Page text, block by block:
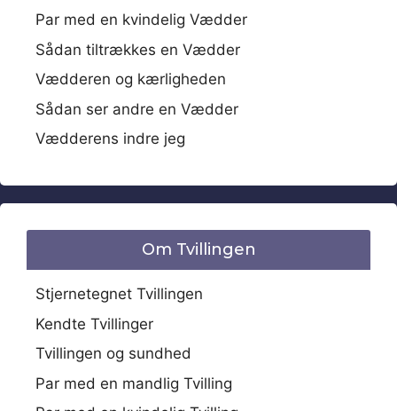
Par med en kvindelig Vædder
Sådan tiltrækkes en Vædder
Vædderen og kærligheden
Sådan ser andre en Vædder
Vædderens indre jeg
Om Tvillingen
Stjernetegnet Tvillingen
Kendte Tvillinger
Tvillingen og sundhed
Par med en mandlig Tvilling